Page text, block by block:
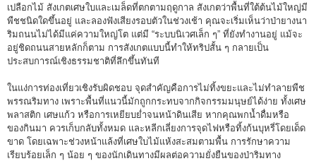
เปลือกไม้ สังเกตเศษใบและเมล็ดที่ตกตามฤดูกาล สังเกตว่าพื้นที่ใต้ต้นไม้ใหญ่มี
พืชชนิดใดขึ้นอยู่ และลองฟังเสียงรอบตัวในช่วงเช้า คุณจะเริ่มเห็นว่าป่ายางนา
ริมถนนไม่ได้มีแค่ความใหญ่โต แต่มี “ระบบนิเวศเล็ก ๆ” ที่ยังทำงานอยู่ แม้จะ
อยู่ชิดถนนสายหลักก็ตาม การสังเกตแบบนี้ทำให้ทริปสั้น ๆ กลายเป็น
ประสบการณ์เชิงธรรมชาติที่ลึกขึ้นทันที
ในแง่การท่องเที่ยวเชิงรับผิดชอบ จุดสำคัญคือการไม่ทิ้งขยะและไม่ทำลายพืช
พรรณริมทาง เพราะพื้นที่แนวนี้มักถูกกระทบจากกิจกรรมมนุษย์ได้ง่าย ทั้งเศษ
พลาสติก เศษแก้ว หรือการเหยียบย่ำจนหน้าดินเสีย หากคุณพกน้ำดื่มหรือ
ของกินมา ควรเก็บกลับทั้งหมด และหลีกเลี่ยงการจุดไฟหรือทิ้งก้นบุหรี่โดยเด็ด
ขาด โดยเฉพาะช่วงหน้าแล้งที่เศษใบไม้แห้งสะสมตามพื้น การรักษาความ
เรียบร้อยเล็ก ๆ น้อย ๆ ของนักเดินทางมีผลต่อความยั่งยืนของป่าริมทาง